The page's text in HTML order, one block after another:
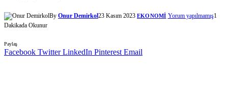
By Onur Demirkol23 Kasım 2023 EKONOMI Yorum yapılmamış1
Dakikada Okunur
Paylaş
Facebook Twitter LinkedIn Pinterest Email